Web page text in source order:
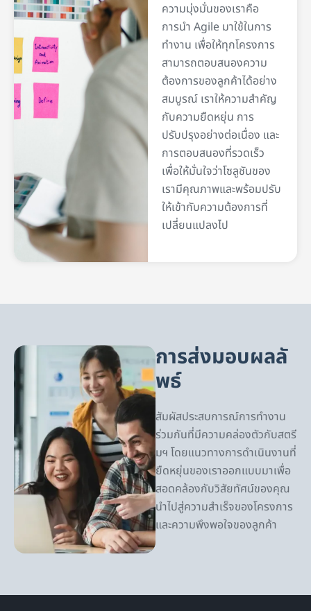
ความมุ่งมั่นของเราคือ
การนำ Agile มาใช้ในการ
ทำงาน เพื่อให้ทุกโครงการ
สามารถตอบสนองความ
ต้องการของลูกค้าได้อย่าง
สมบูรณ์ เราให้ความสำคัญ
กับความยืดหยุ่น การ
ปรับปรุงอย่างต่อเนื่อง และ
การตอบสนองที่รวดเร็ว
เพื่อให้มั่นใจว่าโซลูชันของ
เรามีคุณภาพและพร้อมปรับ
ให้เข้ากับความต้องการที่
เปลี่ยนแปลงไป
การส่งมอบผลลั
พธ์
สัมผัสประสบการณ์การทำงาน
ร่วมกันที่มีความคล่องตัวกับสตรี
มฯ โดยแนวทางการดำเนินงานที่
ยืดหยุ่นของเราออกแบบมาเพื่อ
สอดคล้องกับวิสัยทัศน์ของคุณ
นำไปสู่ความสำเร็จของโครงการ
และความพึงพอใจของลูกค้า